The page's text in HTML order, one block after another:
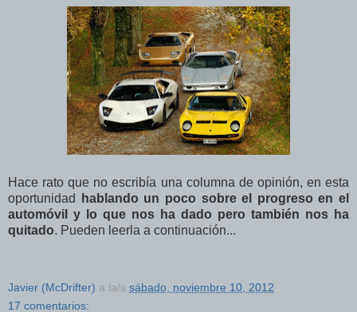
Hace rato que no escribía una columna de opinión, en esta
oportunidad
hablando un poco sobre el progreso en el
automóvil y lo que nos ha dado pero también nos ha
quitado. Pueden leerla a continuación...
Javier (McDrifter) a la/s sábado, noviembre 10, 2012
17 comentarios: